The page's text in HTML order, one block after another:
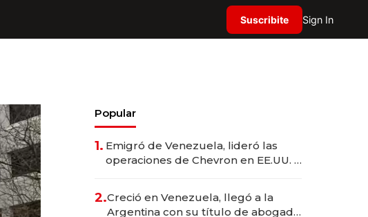
Suscribite Sign In
Popular
1. Emigró de Venezuela, lideró las
operaciones de Chevron en EE.UU. y
2.Creció en Venezuela, llegó a la
Argentina con su título de abogado